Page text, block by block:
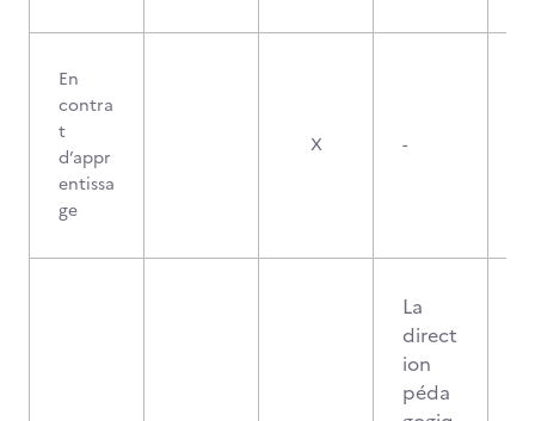
En
contra
t
d’appr
entissa
ge
X -
La
direct
ion
péda